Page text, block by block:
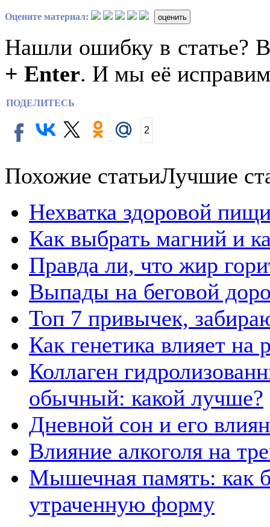
Оцените материал: оценить
Нашли ошибку в статье?
+ Enter. И мы её
ПОДЕЛИТЕСЬ
2
Похожие статьиЛучшие
Нехватка здоровой
Как выбрать магний и
Правда ли, что жир
Выпады на беговой
Топ 7 привычек,
Как генетика влияет
Коллаген
обычный: какой лучше?
Дневной сон и его
Влияние алкоголя на
Мышечная память: как
утраченную форму